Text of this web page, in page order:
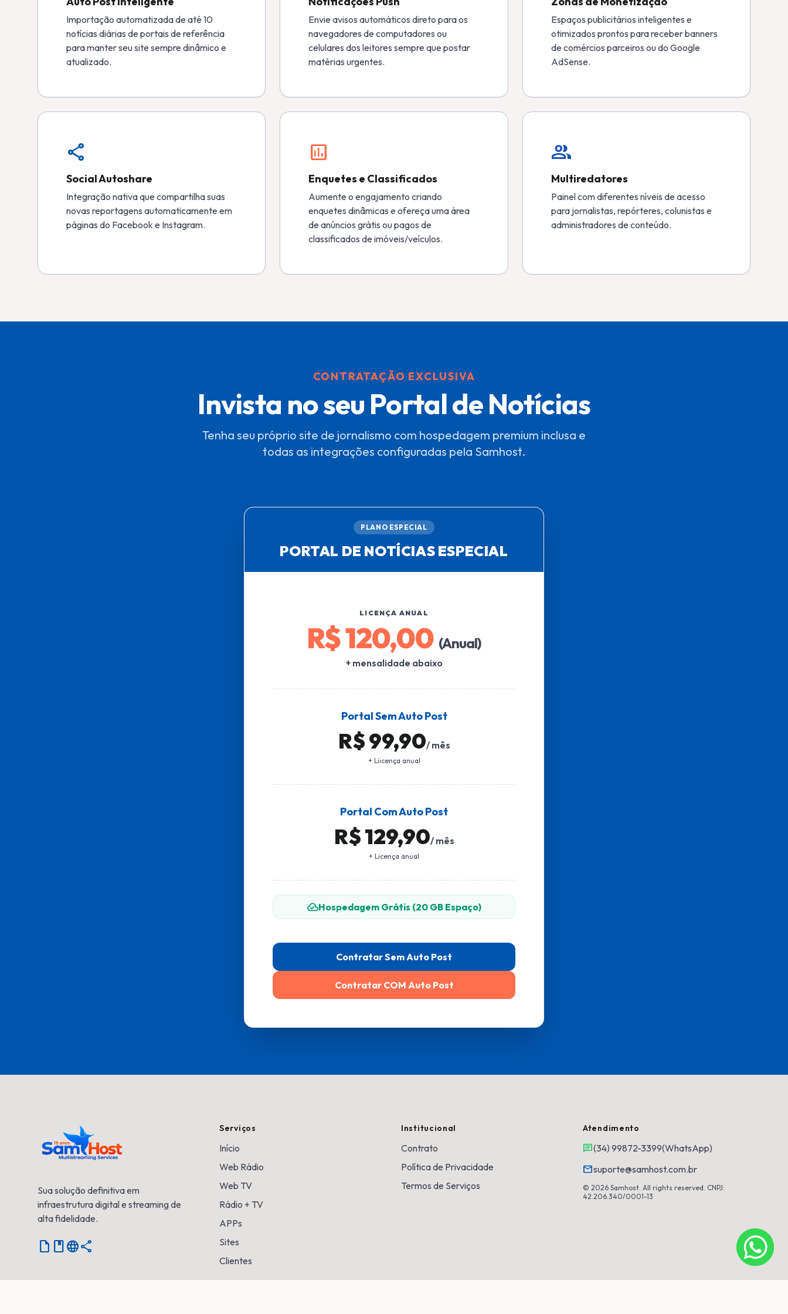
Importação automatizada de até 10
notícias diárias de portais de referência
para manter seu site sempre dinâmico e
atualizado.
Envie avisos automáticos direto para os
navegadores de computadores ou
celulares dos leitores sempre que postar
matérias urgentes.
Espaços publicitários inteligentes e
otimizados prontos para receber banners
de comércios parceiros ou do Google
AdSense.
share
Social Autoshare
Integração nativa que compartilha suas
novas reportagens automaticamente em
páginas do Facebook e Instagram.
poll
Enquetes e Classificados
Aumente o engajamento criando
enquetes dinâmicas e ofereça uma área
de anúncios grátis ou pagos de
classificados de imóveis/veículos.
group
Multiredatores
Painel com diferentes níveis de acesso
para jornalistas, repórteres, colunistas e
administradores de conteúdo.
CONTRATAÇÃO EXCLUSIVA
Invista no seu Portal de Notícias
Tenha seu próprio site de jornalismo com hospedagem premium inclusa e
todas as integrações configuradas pela Samhost.
PLANO ESPECIAL
PORTAL DE NOTÍCIAS ESPECIAL
LICENÇA ANUAL
R$ 120,00 (Anual)
+ mensalidade abaixo
Portal Sem Auto Post
R$ 99,90/ mês
+ Liicença anual
Portal Com Auto Post
R$ 129,90/ mês
+ Licença anual
cloud_doneHospedagem Grátis (20 GB Espaço)
Contratar Sem Auto Post
Contratar COM Auto Post
Sua solução definitiva em
infraestrutura digital e streaming de
alta fidelidade.
Notebooklanguageshare
Serviços
Início
Web Rádio
Web TV
Rádio + TV
APPs
Sites
Clientes
Institucional
Contrato
Política de Privacidade
Termos de Serviços
Atendimento
chat(34) 99872-3399(WhatsApp)
mailsuporte@samhost.com.br
© 2026 Samhost. All rights reserved. CNPJ:
42.206.340/0001-13